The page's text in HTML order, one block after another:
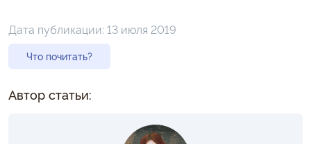
Дата публикации: 13 июля 2019
Что почитать?
Автор статьи: